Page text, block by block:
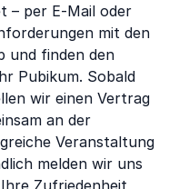
– per E-Mail oder
mit den
und finden den
Pubikum. Sobald
wir einen Vertrag
an der
Veranstaltung
melden wir uns
Zufriedenheit